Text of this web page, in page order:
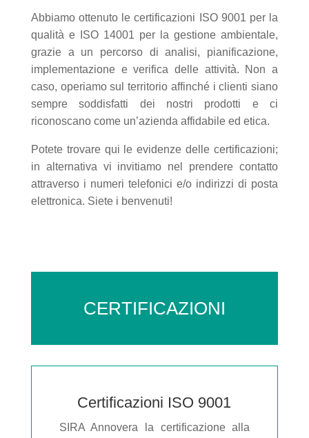
Abbiamo ottenuto le certificazioni ISO 9001 per la
qualità e ISO 14001 per la gestione ambientale,
grazie a un percorso di analisi, pianificazione,
implementazione e verifica delle attività. Non a
caso, operiamo sul territorio affinché i clienti siano
sempre soddisfatti dei nostri prodotti e ci
riconoscano come un’azienda affidabile ed etica.
Potete trovare qui le evidenze delle certificazioni;
in alternativa vi invitiamo nel prendere contatto
attraverso i numeri telefonici e/o indirizzi di posta
elettronica. Siete i benvenuti!
CERTIFICAZIONI
Certificazioni ISO 9001
SIRA Annovera la certificazione alla